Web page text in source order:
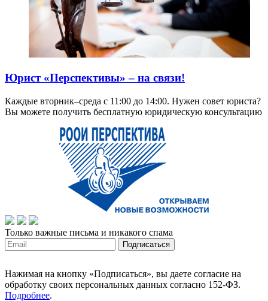
Юрист «Перспективы» – на связи!
Каждые вторник–среда с 11:00 до 14:00. Нужен совет юриста?
Вы можете получить бесплатную юридическую консультацию
Только важные письма и никакого спама
Нажимая на кнопку «Подписаться», вы даете согласие на
обработку своих персональных данных согласно 152-ФЗ.
Подробнее.